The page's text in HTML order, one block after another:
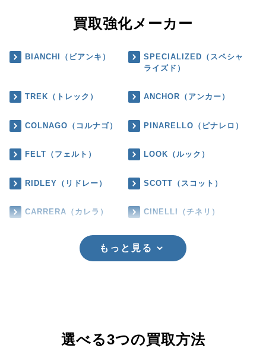
買取強化メーカー
BIANCHI（ビアンキ）
SPECIALIZED（スペシャ
ライズド）
TREK（トレック） ANCHOR（アンカー）
COLNAGO（コルナゴ） PINARELLO（ピナレロ）
FELT（フェルト） LOOK（ルック）
RIDLEY（リドレー） SCOTT（スコット）
CARRERA（カレラ） CINELLI（チネリ）
もっと見る
選べる3つの買取方法